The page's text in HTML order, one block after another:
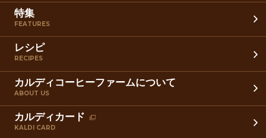
特集
FEATURES
レシピ
RECIPES
カルディコーヒーファームについて
ABOUT US
カルディカード
KALDI CARD